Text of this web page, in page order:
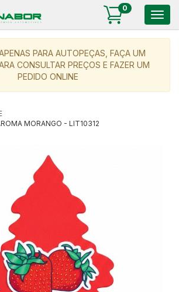
0
PARA AUTOPEÇAS, FAÇA UM
CONSULTAR PREÇOS E FAZER UM
PEDIDO ONLINE
MORANGO - LIT10312